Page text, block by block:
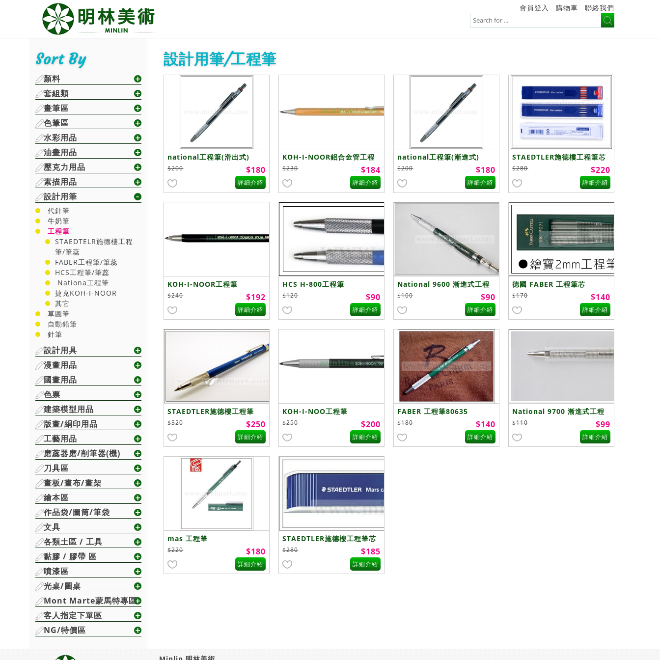
會員登入 購物車 聯絡我們
Sort By
顏料
套組類
畫筆區
色筆區
水彩用品
油畫用品
壓克力用品
素描用品
設計用筆
代針筆
牛奶筆
工程筆
STAEDTELR施德樓工程
筆/筆蕊
FABER工程筆/筆蕊
HCS工程筆/筆蕊
Nationa工程筆
捷克KOH-I-NOOR
其它
草圖筆
自動鉛筆
針筆
設計用具
漫畫用品
國畫用品
色票
建築模型用品
版畫/絹印用品
工藝用品
磨蕊器磨/削筆器(機)
刀具區
畫板/畫布/畫架
繪本區
作品袋/圖筒/筆袋
文具
各類土區 / 工具
黏膠 / 膠帶 區
噴漆區
光桌/圖桌
Mont Marte蒙馬特專區
客人指定下單區
NG/特價區
設計用筆/工程筆
national工程筆(滑出式)
$200 $180
詳細介紹
KOH-I-NOOR鋁合金管工程
筆2.0mm
$230 $184
詳細介紹
national工程筆(漸進式)
$200 $180
詳細介紹
STAEDTLER施德樓工程筆芯
- 彩色
$280 $220
詳細介紹
KOH-I-NOOR工程筆
2.0mm(無筆夾)
$240 $192
詳細介紹
HCS H-800工程筆
$120 $90
詳細介紹
National 9600 漸進式工程
筆 2.0mm(漸進式) -特 - 複
製
$100 $90
詳細介紹
德國 FABER 工程筆芯
$170 $140
詳細介紹
STAEDTLER施德樓工程筆
-780C
$320 $250
詳細介紹
KOH-I-NOO工程筆
2.0mm(筆夾式)
$250 $200
詳細介紹
FABER 工程筆80635
$180 $140
詳細介紹
National 9700 漸進式工程
筆 2.0mm(漸進式)
$110 $99
詳細介紹
mas 工程筆
$220 $180
詳細介紹
STAEDTLER施德樓工程筆芯
$280 $185
詳細介紹